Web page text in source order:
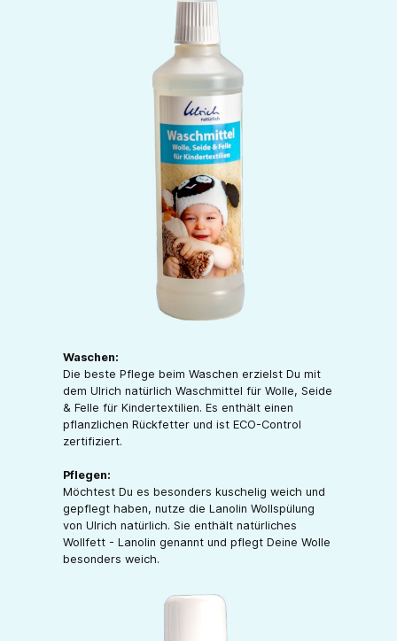
Waschen:
Die beste Pflege beim Waschen erzielst Du mit
dem Ulrich natürlich Waschmittel für Wolle, Seide
& Felle für Kindertextilien. Es enthält einen
pflanzlichen Rückfetter und ist ECO-Control
zertifiziert.
Pflegen:
Möchtest Du es besonders kuschelig weich und
gepflegt haben, nutze die Lanolin Wollspülung
von Ulrich natürlich. Sie enthält natürliches
Wollfett - Lanolin genannt und pflegt Deine Wolle
besonders weich.